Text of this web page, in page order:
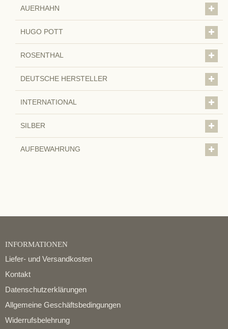
AUERHAHN
HUGO POTT
ROSENTHAL
DEUTSCHE HERSTELLER
INTERNATIONAL
SILBER
AUFBEWAHRUNG
INFORMATIONEN
Liefer- und Versandkosten
Kontakt
Datenschutzerklärungen
Allgemeine Geschäftsbedingungen
Widerrufsbelehrung